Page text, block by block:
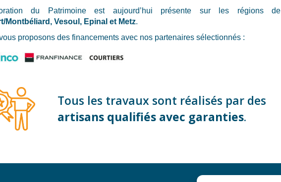
du Patrimoine est aujourd’hui présente sur les régions de
Montbéliard, Vesoul, Epinal et Metz.
proposons des financements avec nos partenaires sélectionnés :
Tous les travaux sont réalisés par des
artisans qualifiés avec garanties.